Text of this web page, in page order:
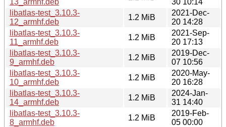
libatlas-test_3.10.3-
12_armhf.deb
1.2 MiB
2021-Dec-
20 14:28
libatlas-test_3.10.3-
11_armhf.deb
1.2 MiB
2021-Sep-
20 17:13
libatlas-test_3.10.3-
9_armhf.deb
1.2 MiB
2019-Dec-
07 10:56
libatlas-test_3.10.3-
10_armhf.deb
1.2 MiB
2020-May-
20 16:28
libatlas-test_3.10.3-
14_armhf.deb
1.2 MiB
2024-Jan-
31 14:40
libatlas-test_3.10.3-
8_armhf.deb
1.2 MiB
2019-Feb-
05 00:00